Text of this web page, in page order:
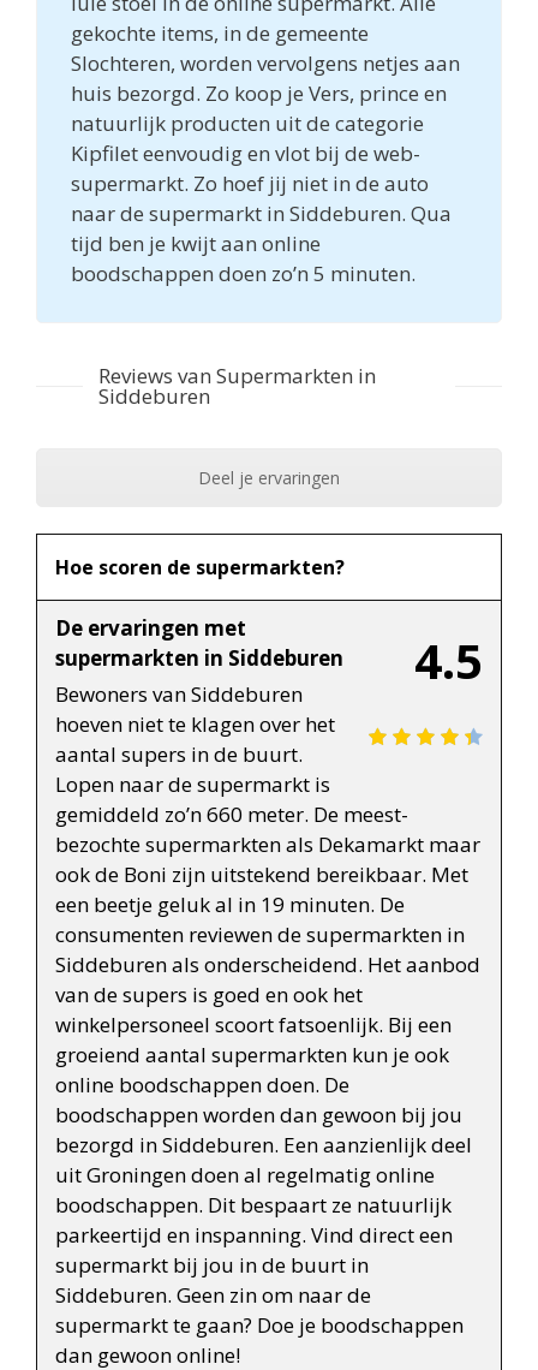
gekochte items, in de gemeente
Slochteren, worden vervolgens netjes aan
huis bezorgd. Zo koop je Vers, prince en
natuurlijk producten uit de categorie
Kipfilet eenvoudig en vlot bij de web-
supermarkt. Zo hoef jij niet in de auto
naar de supermarkt in Siddeburen. Qua
tijd ben je kwijt aan online
boodschappen doen zo’n 5 minuten.
Reviews van Supermarkten in
Siddeburen
Deel je ervaringen
Hoe scoren de supermarkten?
4.5
De ervaringen met
supermarkten in Siddeburen
Bewoners van Siddeburen
hoeven niet te klagen over het
aantal supers in de buurt.
Lopen naar de supermarkt is
gemiddeld zo’n 660 meter. De meest-
bezochte supermarkten als Dekamarkt maar
ook de Boni zijn uitstekend bereikbaar. Met
een beetje geluk al in 19 minuten. De
consumenten reviewen de supermarkten in
Siddeburen als onderscheidend. Het aanbod
van de supers is goed en ook het
winkelpersoneel scoort fatsoenlijk. Bij een
groeiend aantal supermarkten kun je ook
online boodschappen doen. De
boodschappen worden dan gewoon bij jou
bezorgd in Siddeburen. Een aanzienlijk deel
uit Groningen doen al regelmatig online
boodschappen. Dit bespaart ze natuurlijk
parkeertijd en inspanning. Vind direct een
supermarkt bij jou in de buurt in
Siddeburen. Geen zin om naar de
supermarkt te gaan? Doe je boodschappen
dan gewoon online!